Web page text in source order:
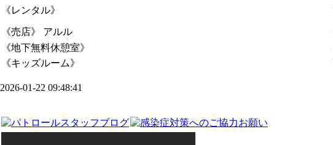
《レンタル》
《売店》 アルル
《地下無料休憩室》
《キッズルーム》
2026-01-22 09:48:41